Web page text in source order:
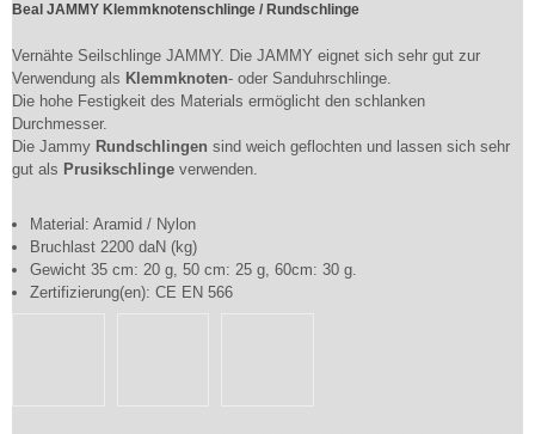
Beal JAMMY Klemmknotenschlinge / Rundschlinge
Vernähte Seilschlinge JAMMY. Die JAMMY eignet sich sehr gut zur
Verwendung als Klemmknoten- oder Sanduhrschlinge.
Die hohe Festigkeit des Materials ermöglicht den schlanken
Durchmesser.
Die Jammy Rundschlingen sind weich geflochten und lassen sich sehr
gut als Prusikschlinge verwenden.
Material: Aramid / Nylon
Bruchlast 2200 daN (kg)
Gewicht 35 cm: 20 g, 50 cm: 25 g, 60cm: 30 g.
Zertifizierung(en): CE EN 566